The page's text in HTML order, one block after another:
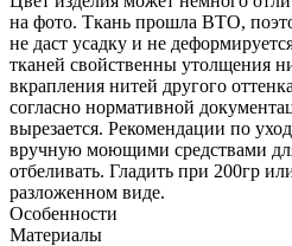
на фото. Ткань прошла ВТО,
не даст усадку и не
тканей свойственны утолщения
вкрапления нитей другого
согласно нормативной
вырезается. Рекомендации по
вручную моющими средствами
отбеливать. Гладить при 200гр
разложенном виде.
Особенности
Материалы